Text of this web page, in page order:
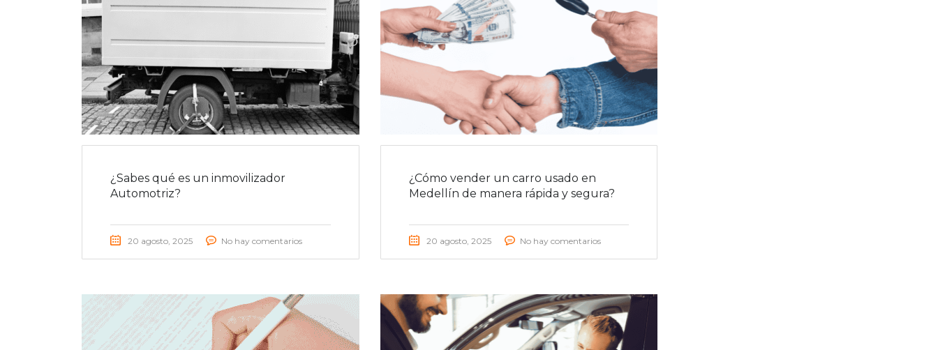
¿Sabes qué es un inmovilizador
Automotriz?
20 agosto, 2025 No hay comentarios
¿Cómo vender un carro usado en
Medellín de manera rápida y segura?
20 agosto, 2025 No hay comentarios